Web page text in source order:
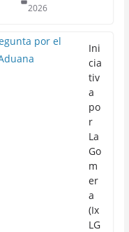
2026
Ini
cia
tiv
a
po
r
La
Go
m
er
a
(Ix
LG